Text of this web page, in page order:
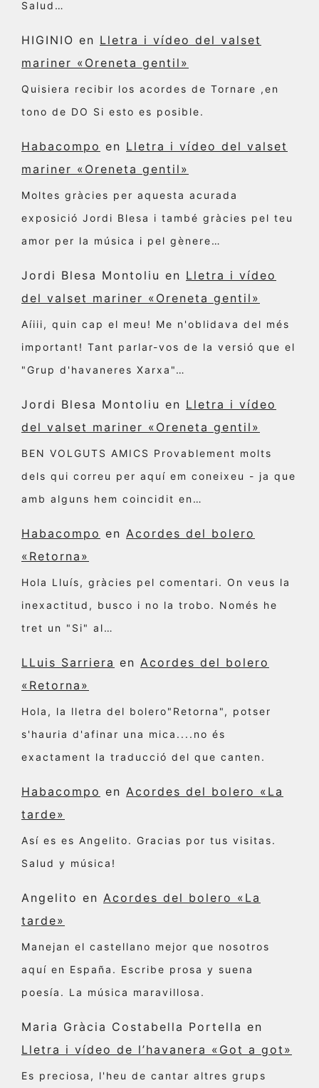
Salud…
HIGINIO en Lletra i vídeo del valset
mariner «Oreneta gentil»
Quisiera recibir los acordes de Tornare ,en
tono de DO Si esto es posible.
Habacompo en Lletra i vídeo del valset
mariner «Oreneta gentil»
Moltes gràcies per aquesta acurada
exposició Jordi Blesa i també gràcies pel teu
amor per la música i pel gènere…
Jordi Blesa Montoliu en Lletra i vídeo
del valset mariner «Oreneta gentil»
Aíiii, quin cap el meu! Me n'oblidava del més
important! Tant parlar-vos de la versió que el
"Grup d'havaneres Xarxa"…
Jordi Blesa Montoliu en Lletra i vídeo
del valset mariner «Oreneta gentil»
BEN VOLGUTS AMICS Provablement molts
dels qui correu per aquí em coneixeu - ja que
amb alguns hem coincidit en…
Habacompo en Acordes del bolero
«Retorna»
Hola Lluís, gràcies pel comentari. On veus la
inexactitud, busco i no la trobo. Només he
tret un "Si" al…
LLuis Sarriera en Acordes del bolero
«Retorna»
Hola, la lletra del bolero"Retorna", potser
s'hauria d'afinar una mica....no és
exactament la traducció del que canten.
Habacompo en Acordes del bolero «La
tarde»
Así es es Angelito. Gracias por tus visitas.
Salud y música!
Angelito en Acordes del bolero «La
tarde»
Manejan el castellano mejor que nosotros
aquí en España. Escribe prosa y suena
poesía. La música maravillosa.
Maria Gràcia Costabella Portella en
Lletra i vídeo de l’havanera «Got a got»
Es preciosa, l'heu de cantar altres grups